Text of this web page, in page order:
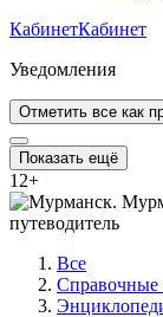
КабинетКабинет
Уведомления
Отметить все как
Показать ещё
12+
Все